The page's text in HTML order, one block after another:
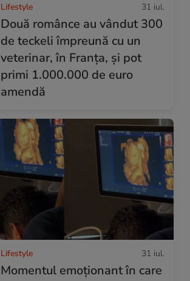
Lifestyle 31 iul.
Două românce au vândut 300
de teckeli împreună cu un
veterinar, în Franța, și pot
primi 1.000.000 de euro
amendă
Lifestyle 31 iul.
Momentul emoționant în care